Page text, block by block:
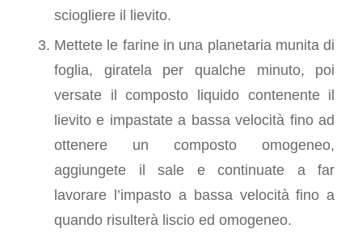
sciogliere il lievito.
Mettete le farine in una planetaria munita di
foglia, giratela per qualche minuto, poi
versate il composto liquido contenente il
lievito e impastate a bassa velocità fino ad
ottenere un composto omogeneo,
aggiungete il sale e continuate a far
lavorare l’impasto a bassa velocità fino a
quando risulterà liscio ed omogeneo.